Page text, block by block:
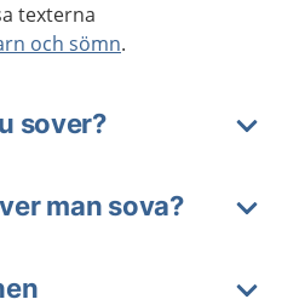
texterna
och sömn.
sover?
man sova?